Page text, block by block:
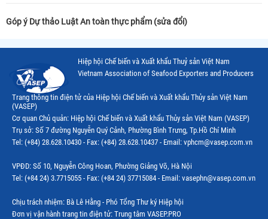
Góp ý Dự thảo Luật An toàn thực phẩm (sửa đổi)
Hiệp hội Chế biến và Xuất khẩu Thuỷ sản Việt Nam
Vietnam Association of Seafood Exporters and Producers
Trang thông tin điện tử của Hiệp hội Chế biến và Xuất khẩu Thủy sản Việt Nam
(VASEP)
Cơ quan Chủ quản: Hiệp hội Chế biến và Xuất khẩu Thủy sản Việt Nam (VASEP)
Trụ sở: Số 7 đường Nguyễn Quý Cảnh, Phường Bình Trưng, Tp.Hồ Chí Minh
Tel: (+84) 28.628.10430 - Fax: (+84) 28.628.10437 - Email: vphcm@vasep.com.vn
VPĐD: Số 10, Nguyễn Công Hoan, Phường Giảng Võ, Hà Nội
Tel: (+84 24) 3.7715055 - Fax: (+84 24) 37715084 - Email: vasephn@vasep.com.vn
Chịu trách nhiệm: Bà Lê Hằng - Phó Tổng Thư ký Hiệp hội
Đơn vị vận hành trang tin điện tử: Trung tâm VASEP.PRO